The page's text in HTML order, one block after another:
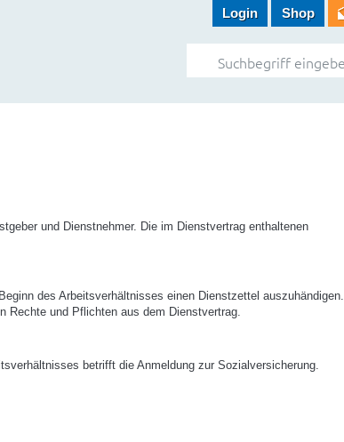
Login Shop
und Dienstnehmer. Die im Dienstvertrag enthaltenen
des Arbeitsverhältnisses einen Dienstzettel auszuhändigen.
Rechte und Pflichten aus dem Dienstvertrag.
betrifft die Anmeldung zur Sozialversicherung.